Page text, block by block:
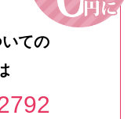
ての